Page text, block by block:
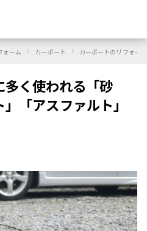
ォーム › カーポート › カーポートのリフォー
く使われる「砂
「アスファルト」